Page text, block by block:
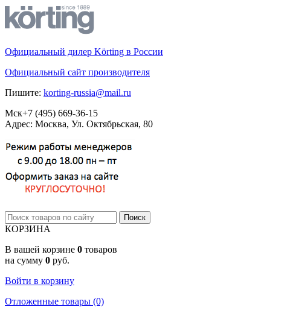
Официальный дилер Körting в России
Официальный сайт производителя
Пишите: korting-russia@mail.ru
Мск+7 (495) 669-36-15
Адрес: Москва, Ул. Октябрьская, 80
КОРЗИНА
В вашей корзине 0 товаров
на сумму 0 руб.
Войти в корзину
Отложенные товары (0)